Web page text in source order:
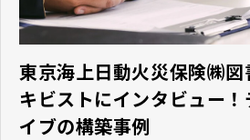
東京海上日動火災保険㈱
キビストにインタビュー
イブの構築事例